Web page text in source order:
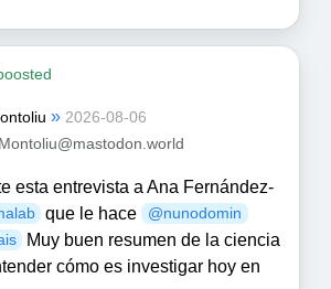
» 2026-08-06
esta entrevista a Ana Fernández-
que le hace @nunodomin
Muy buen resumen de la ciencia
cómo es investigar hoy en